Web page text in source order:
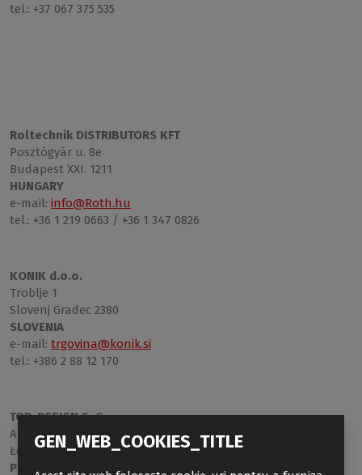
tel.: +37 067 375 535
Roltechnik DISTRIBUTORS KFT
Posztógyár u. 8e
Budapest XXI. 1211
HUNGARY
e-mail: info@Roth.hu
tel.: +36 1 219 0663 / +36 1 347 0826
KONIK d.o.o.
Troblje 1
Slovenj Gradec 2380
SLOVENIA
e-mail: trgovina@konik.si
tel.: +386 2 88 12 170
TOP-DESIGN S. C.
Al. M. J. Piłsudskiego 143
Łódź 92-332
POLAND
GEN_WEB_COOKIES_TITLE